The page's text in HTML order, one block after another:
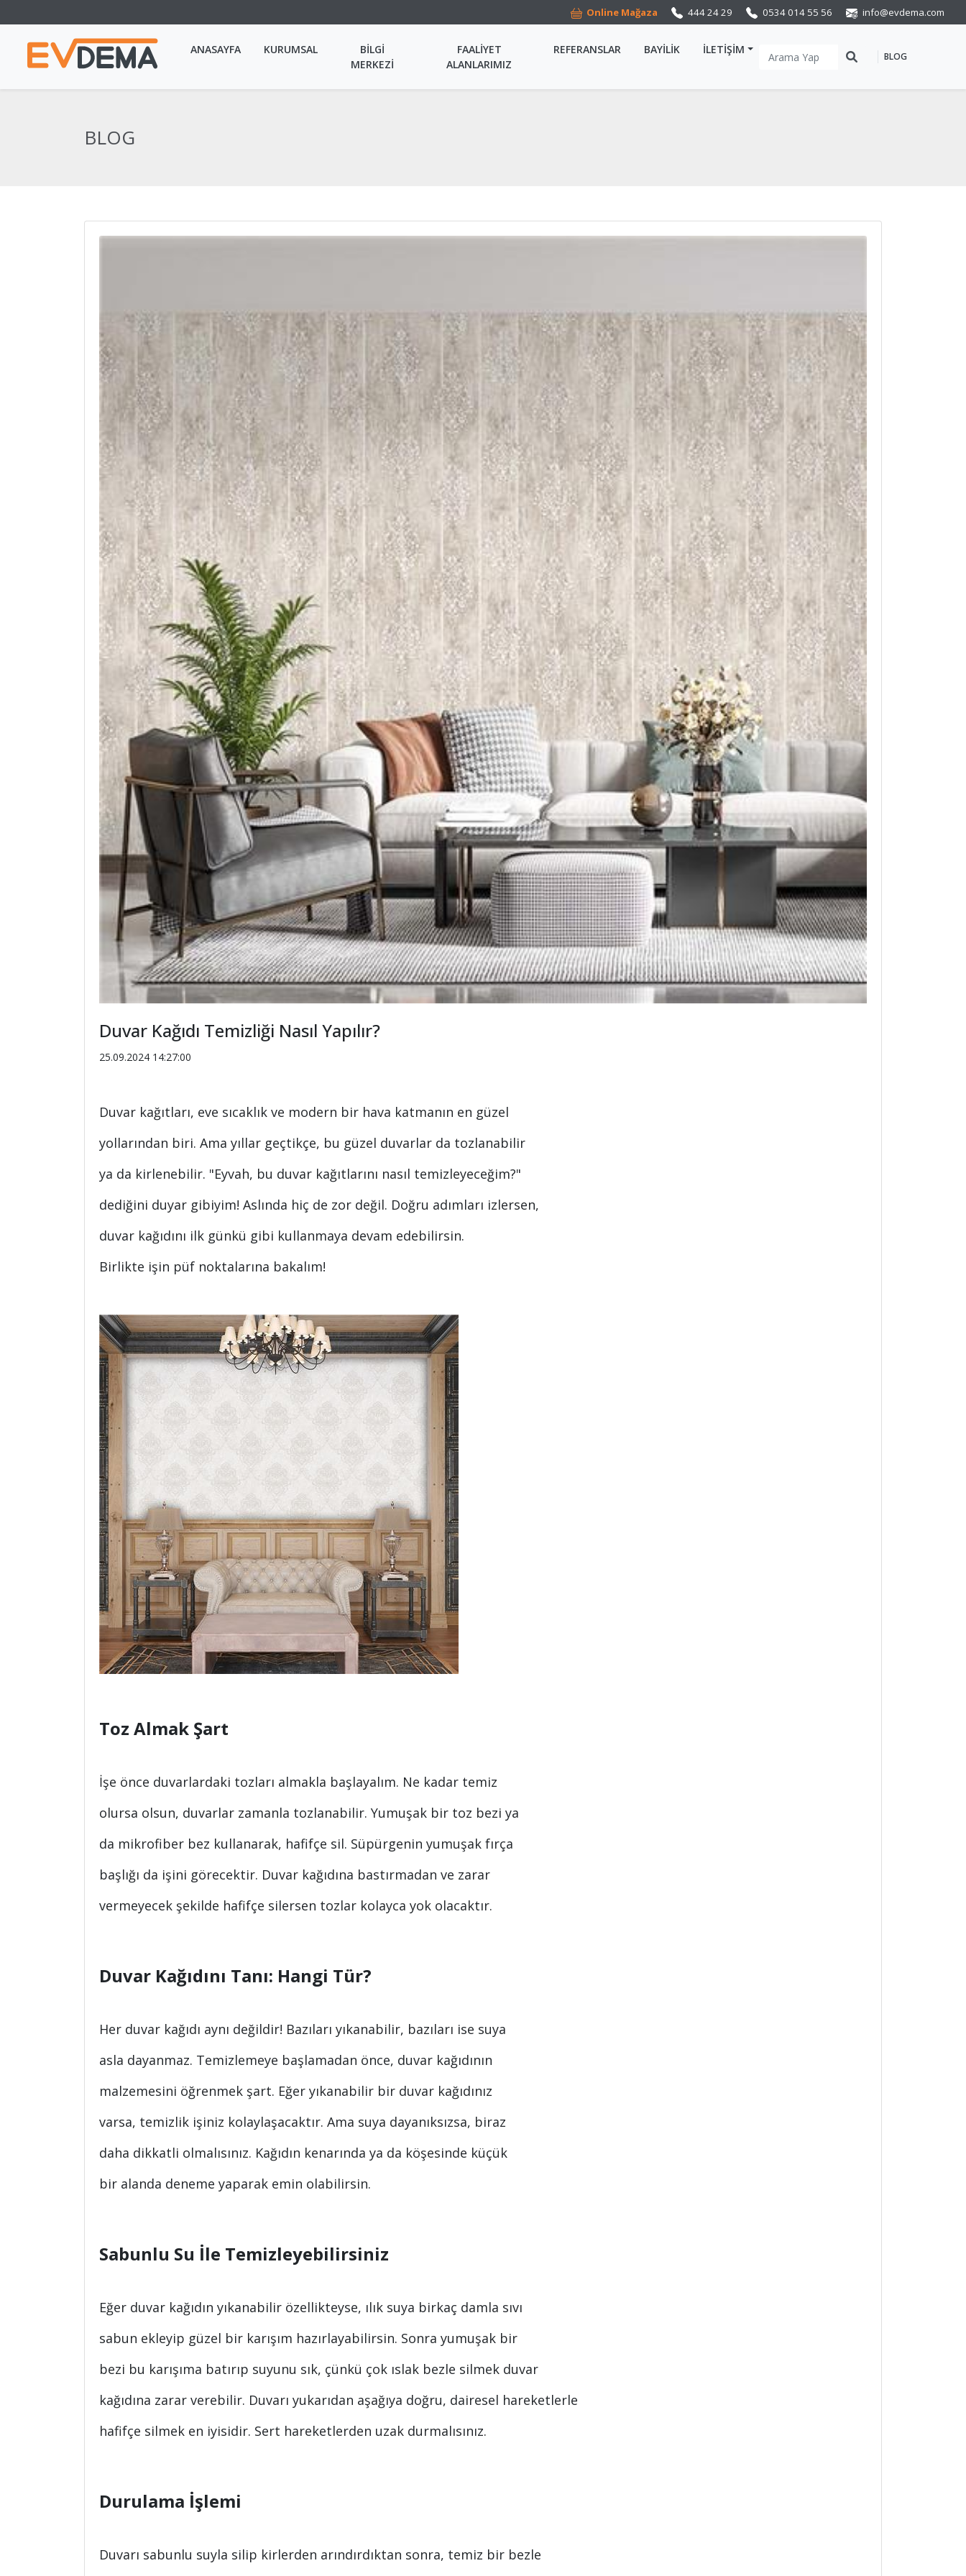
Online Mağaza 444 24 29 0534 014 55 56 info@evdema.com
ANASAYFA KURUMSAL
BİLGİ
MERKEZİ
FAALİYET
ALANLARIMIZ
REFERANSLAR BAYİLİK İLETİŞİM
BLOG
BLOG
Duvar Kağıdı Temizliği Nasıl Yapılır?
25.09.2024 14:27:00
Duvar kağıtları, eve sıcaklık ve modern bir hava katmanın en güzel
yollarından biri. Ama yıllar geçtikçe, bu güzel duvarlar da tozlanabilir
ya da kirlenebilir. "Eyvah, bu duvar kağıtlarını nasıl temizleyeceğim?"
dediğini duyar gibiyim! Aslında hiç de zor değil. Doğru adımları izlersen,
duvar kağıdını ilk günkü gibi kullanmaya devam edebilirsin.
Birlikte işin püf noktalarına bakalım!
Toz Almak Şart
İşe önce duvarlardaki tozları almakla başlayalım. Ne kadar temiz
olursa olsun, duvarlar zamanla tozlanabilir. Yumuşak bir toz bezi ya
da mikrofiber bez kullanarak, hafifçe sil. Süpürgenin yumuşak fırça
başlığı da işini görecektir. Duvar kağıdına bastırmadan ve zarar
vermeyecek şekilde hafifçe silersen tozlar kolayca yok olacaktır.
Duvar Kağıdını Tanı: Hangi Tür?
Her duvar kağıdı aynı değildir! Bazıları yıkanabilir, bazıları ise suya
asla dayanmaz. Temizlemeye başlamadan önce, duvar kağıdının
malzemesini öğrenmek şart. Eğer yıkanabilir bir duvar kağıdınız
varsa, temizlik işiniz kolaylaşacaktır. Ama suya dayanıksızsa, biraz
daha dikkatli olmalısınız. Kağıdın kenarında ya da köşesinde küçük
bir alanda deneme yaparak emin olabilirsin.
Sabunlu Su İle Temizleyebilirsiniz
Eğer duvar kağıdın yıkanabilir özellikteyse, ılık suya birkaç damla sıvı
sabun ekleyip güzel bir karışım hazırlayabilirsin. Sonra yumuşak bir
bezi bu karışıma batırıp suyunu sık, çünkü çok ıslak bezle silmek duvar
kağıdına zarar verebilir. Duvarı yukarıdan aşağıya doğru, dairesel hareketlerle
hafifçe silmek en iyisidir. Sert hareketlerden uzak durmalısınız.
Durulama İşlemi
Duvarı sabunlu suyla silip kirlerden arındırdıktan sonra, temiz bir bezle